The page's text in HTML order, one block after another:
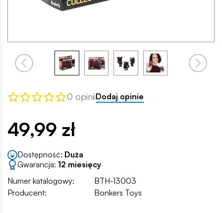
0 opiniiDodaj opinie
49,99 zł
Dostępność: Duża
Gwarancja: 12 miesięcy
Numer katalogowy:
BTH-13003
Producent:
Bonkers Toys